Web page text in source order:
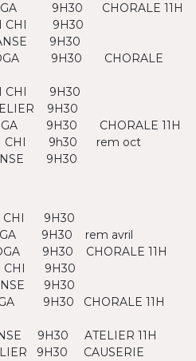
9H30 CHORALE 11H
9H30
9H30
9H30 CHORALE
9H30
9H30
9H30 CHORALE 11H
9h30 rem oct
9H30
9H30
9H30 rem avril
9H30 CHORALE 11H
9H30
9H30
9H30 CHORALE 11H
9H30 ATELIER 11H
9H30 CAUSERIE